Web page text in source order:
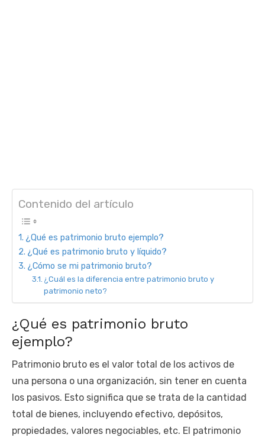
Contenido del artículo
¿Qué es patrimonio bruto ejemplo?
¿Qué es patrimonio bruto y líquido?
¿Cómo se mi patrimonio bruto?
¿Cuál es la diferencia entre patrimonio bruto y
patrimonio neto?
¿Qué es patrimonio bruto
ejemplo?
Patrimonio bruto es el valor total de los activos de
una persona o una organización, sin tener en cuenta
los pasivos. Esto significa que se trata de la cantidad
total de bienes, incluyendo efectivo, depósitos,
propiedades, valores negociables, etc. El patrimonio